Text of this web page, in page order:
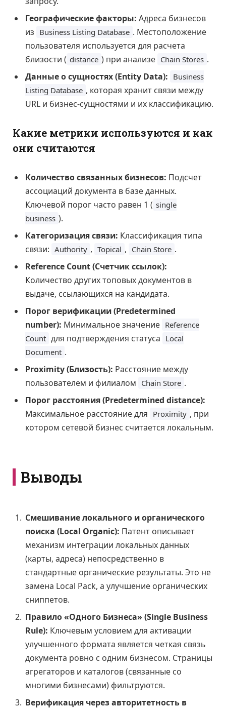
Географические факторы: Адреса бизнесов
из Business Listing Database . Местоположение
пользователя используется для расчета
близости ( distance ) при анализе Chain Stores .
Данные о сущностях (Entity Data): Business
Listing Database , которая хранит связи между
URL и бизнес-сущностями и их классификацию.
Какие метрики используются и как
они считаются
Количество связанных бизнесов: Подсчет
ассоциаций документа в базе данных.
Ключевой порог часто равен 1 ( single
business ).
Категоризация связи: Классификация типа
связи: Authority , Topical , Chain Store .
Reference Count (Счетчик ссылок):
Количество других топовых документов в
выдаче, ссылающихся на кандидата.
Порог верификации (Predetermined
number): Минимальное значение Reference
Count для подтверждения статуса Local
Document .
Proximity (Близость): Расстояние между
пользователем и филиалом Chain Store .
Порог расстояния (Predetermined distance):
Максимальное расстояние для Proximity , при
котором сетевой бизнес считается локальным.
Выводы
Смешивание локального и органического
поиска (Local Organic): Патент описывает
механизм интеграции локальных данных
(карты, адреса) непосредственно в
стандартные органические результаты. Это не
замена Local Pack, а улучшение органических
сниппетов.
Правило «Одного Бизнеса» (Single Business
Rule): Ключевым условием для активации
улучшенного формата является четкая связь
документа ровно с одним бизнесом. Страницы
агрегаторов и каталогов (связанные со
многими бизнесами) фильтруются.
Верификация через авторитетность в